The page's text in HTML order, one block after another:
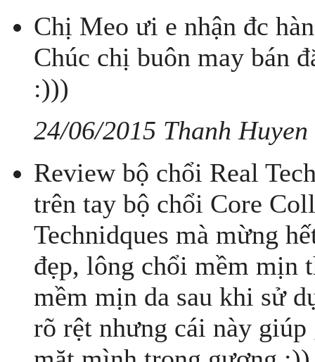
Chị Meo ưi e nhận đc
Chúc chị buôn may bán
:)))
24/06/2015 Thanh Huyen
Review bộ chổi Real
trên tay bộ chổi Core
Technidques mà mừng
đẹp, lông chổi mềm mịn
mềm mịn da sau khi sử
rõ rệt nhưng cái này